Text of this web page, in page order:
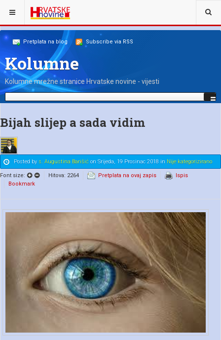
NALAZITE SE OVDJE:
Pretplata na blog Subscribe via RSS
Kolumne
Kolumne mrežne stranice Hrvatske novine - vijesti
Bijah slijep a sada vidim
Posted by s. Augustina Barišić on Srijeda, 19 Prosinac 2018 in Nije kategorizirano
Font size: Hitova: 2264 Pretplata na ovaj zapis
Ispis
Bookmark